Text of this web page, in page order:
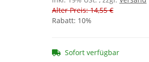
Alter Preis: 14,55 €
Rabatt: 10%
Sofort verfügbar